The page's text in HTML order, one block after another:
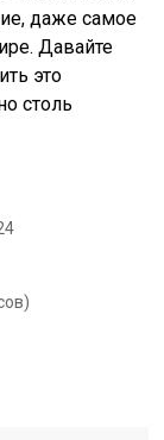
даже самое
Давайте
это
столь